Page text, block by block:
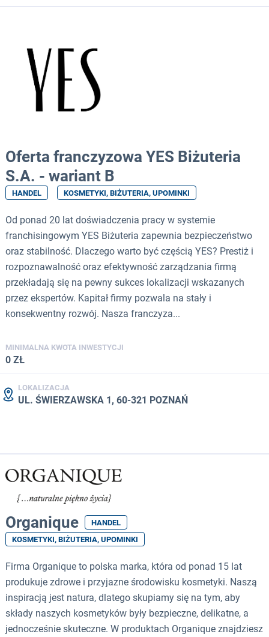
Oferta franczyzowa YES Biżuteria
S.A. - wariant B
HANDEL KOSMETYKI, BIŻUTERIA, UPOMINKI
Od ponad 20 lat doświadczenia pracy w systemie
franchisingowym YES Biżuteria zapewnia bezpieczeństwo
oraz stabilność. Dlaczego warto być częścią YES? Prestiż i
rozpoznawalność oraz efektywność zarządzania firmą
przekładają się na pewny sukces lokalizacji wskazanych
przez ekspertów. Kapitał firmy pozwala na stały i
konsekwentny rozwój. Nasza franczyza...
MINIMALNA KWOTA INWESTYCJI
0 ZŁ
LOKALIZACJA
UL. ŚWIERZAWSKA 1, 60-321 POZNAŃ
Organique
HANDEL
KOSMETYKI, BIŻUTERIA, UPOMINKI
Firma Organique to polska marka, która od ponad 15 lat
produkuje zdrowe i przyjazne środowisku kosmetyki. Naszą
inspiracją jest natura, dlatego skupiamy się na tym, aby
składy naszych kosmetyków były bezpieczne, delikatne, a
jednocześnie skuteczne. W produktach Organique znajdziesz